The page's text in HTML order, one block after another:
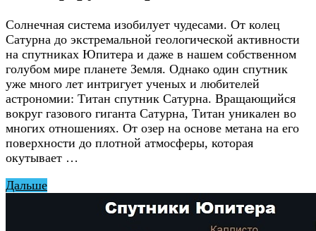
Солнечная система изобилует чудесами. От колец
Сатурна до экстремальной геологической активности
на спутниках Юпитера и даже в нашем собственном
голубом мире планете Земля. Однако один спутник
уже много лет интригует ученых и любителей
астрономии: Титан спутник Сатурна. Вращающийся
вокруг газового гиганта Сатурна, Титан уникален во
многих отношениях. От озер на основе метана на его
поверхности до плотной атмосферы, которая
окутывает …
Дальше